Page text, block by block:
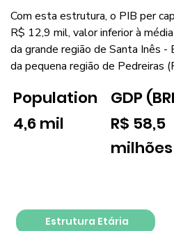
Estrutura Etária
Com esta estrutura, o PIB per
R$ 12,9 mil, valor inferior à
da grande região de Santa Inês
da pequena região de Pedreiras
Population
4,6 mil
GDP
R$ 58,5
milhões